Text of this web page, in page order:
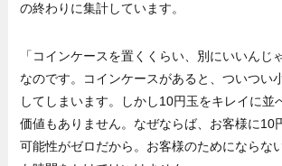
の終わりに集計しています。
「コインケースを置くくらい、別にいいんじ
なのです。コインケースがあると、ついつい
してしまいます。しかし10円玉をキレイに並
価値もありません。なぜならば、お客様に10
可能性がゼロだから。お客様のためにならな